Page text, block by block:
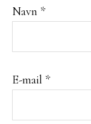
Navn *
E-mail *